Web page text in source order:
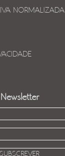
NORMALIZADA
Newsletter